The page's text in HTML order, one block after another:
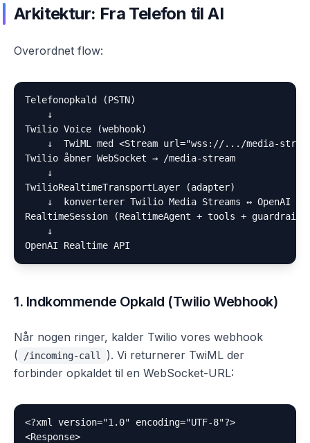
Arkitektur: Fra Telefon til AI
Overordnet flow:
Telefonopkald (PSTN)
    ↓
Twilio Voice (webhook)
↓  TwiML med <Stream url="wss://.../media-
Twilio åbner WebSocket → /media-stream
    ↓
TwilioRealtimeTransportLayer (adapter)
↓  konverterer Twilio Media Streams ↔ OpenAI
RealtimeSession (RealtimeAgent + tools +
    ↓
1. Indkommende Opkald (Twilio Webhook)
Når nogen ringer, kalder Twilio vores webhook
(
/incoming-call
). Vi returnerer TwiML der
forbinder opkaldet til en WebSocket-URL:
<?xml version="1.0" encoding="UTF-8"?>
<Response>